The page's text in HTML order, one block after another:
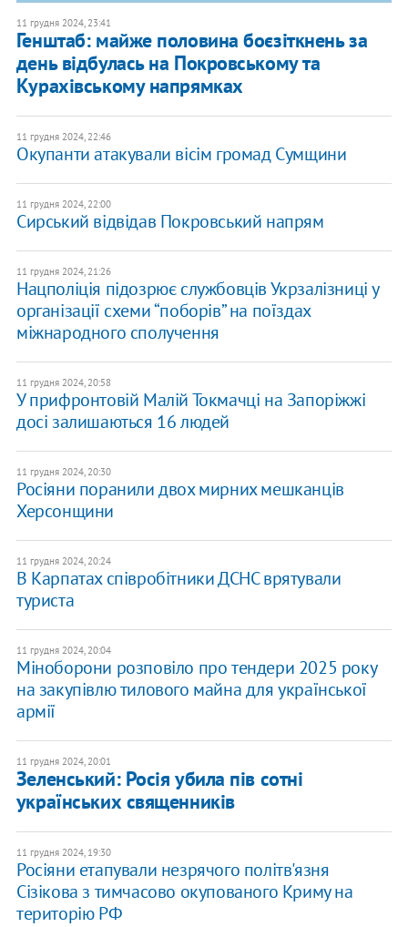
11 грудня 2024, 23:41
Генштаб: майже половина боєзіткнень за
день відбулась на Покровському та
Курахівському напрямках
11 грудня 2024, 22:46
Окупанти атакували вісім громад Сумщини
11 грудня 2024, 22:00
Сирський відвідав Покровський напрям
11 грудня 2024, 21:26
Нацполіція підозрює службовців Укрзалізниці у
організації схеми “поборів” на поїздах
міжнародного сполучення
11 грудня 2024, 20:58
У прифронтовій Малій Токмачці на Запоріжжі
досі залишаються 16 людей
11 грудня 2024, 20:30
Росіяни поранили двох мирних мешканців
Херсонщини
11 грудня 2024, 20:24
В Карпатах співробітники ДСНС врятували
туриста
11 грудня 2024, 20:04
Міноборони розповіло про тендери 2025 року
на закупівлю тилового майна для української
армії
11 грудня 2024, 20:01
Зеленський: Росія убила пів сотні
українських священників
11 грудня 2024, 19:30
Росіяни етапували незрячого політв'язня
Сізікова з тимчасово окупованого Криму на
територію РФ